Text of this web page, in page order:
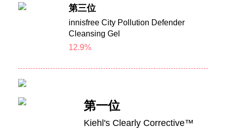
第三位
innisfree City Pollution Defender
Cleansing Gel
12.9%
第一位
Kiehl's Clearly Corrective™